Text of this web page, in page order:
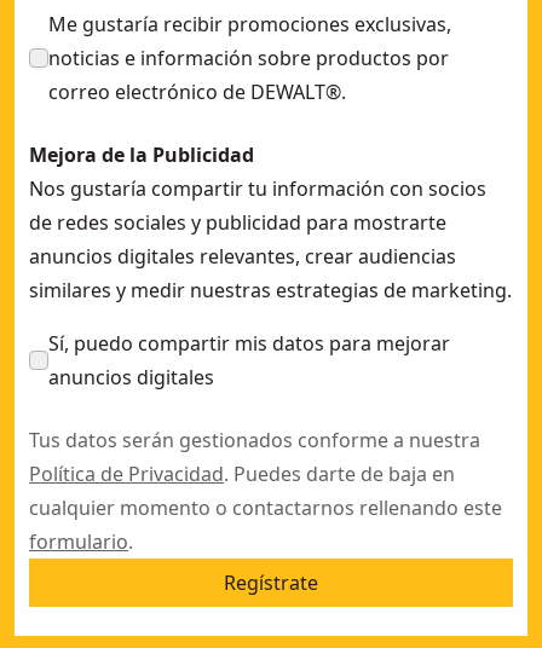
Me gustaría recibir promociones exclusivas,
noticias e información sobre productos por
correo electrónico de DEWALT®.
Mejora de la Publicidad
Nos gustaría compartir tu información con socios
de redes sociales y publicidad para mostrarte
anuncios digitales relevantes, crear audiencias
similares y medir nuestras estrategias de marketing.
Sí, puedo compartir mis datos para mejorar
anuncios digitales
Tus datos serán gestionados conforme a nuestra
Política de Privacidad. Puedes darte de baja en
cualquier momento o contactarnos rellenando este
formulario.
Regístrate